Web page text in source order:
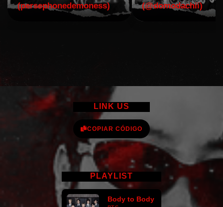
(persephonedemoness)
(@domodachii)
LINK US
COPIAR CÓDIGO
PLAYLIST
Body to Body